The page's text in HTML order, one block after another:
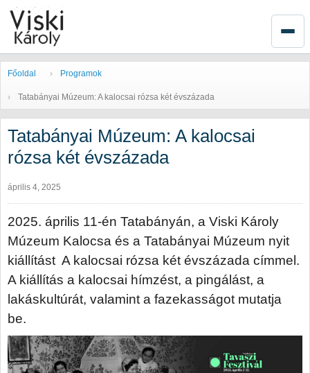
Főoldal Programok
Tatabányai Múzeum: A kalocsai rózsa két évszázada
Tatabányai Múzeum: A kalocsai
rózsa két évszázada
április 4, 2025
2025. április 11-én Tatabányán, a Viski Károly
Múzeum Kalocsa és a Tatabányai Múzeum nyit
kiállítást A kalocsai rózsa két évszázada címmel.
A kiállítás a kalocsai hímzést, a pingálást, a
lakáskultúrát, valamint a fazekasságot mutatja
be.